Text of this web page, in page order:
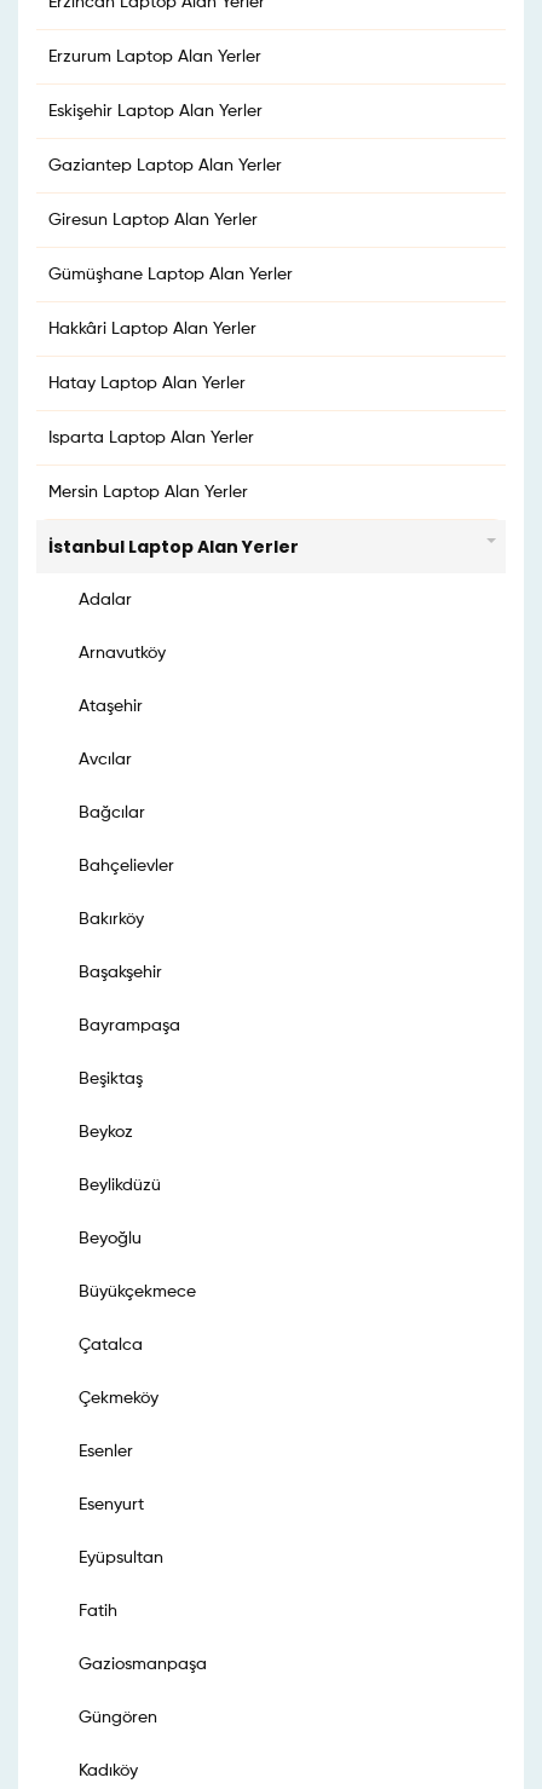
Erzurum Laptop Alan Yerler
Eskişehir Laptop Alan Yerler
Gaziantep Laptop Alan Yerler
Giresun Laptop Alan Yerler
Gümüşhane Laptop Alan Yerler
Hakkâri Laptop Alan Yerler
Hatay Laptop Alan Yerler
Isparta Laptop Alan Yerler
Mersin Laptop Alan Yerler
İstanbul Laptop Alan Yerler
Adalar
Arnavutköy
Ataşehir
Avcılar
Bağcılar
Bahçelievler
Bakırköy
Başakşehir
Bayrampaşa
Beşiktaş
Beykoz
Beylikdüzü
Beyoğlu
Büyükçekmece
Çatalca
Çekmeköy
Esenler
Esenyurt
Eyüpsultan
Fatih
Gaziosmanpaşa
Güngören
Kadıköy